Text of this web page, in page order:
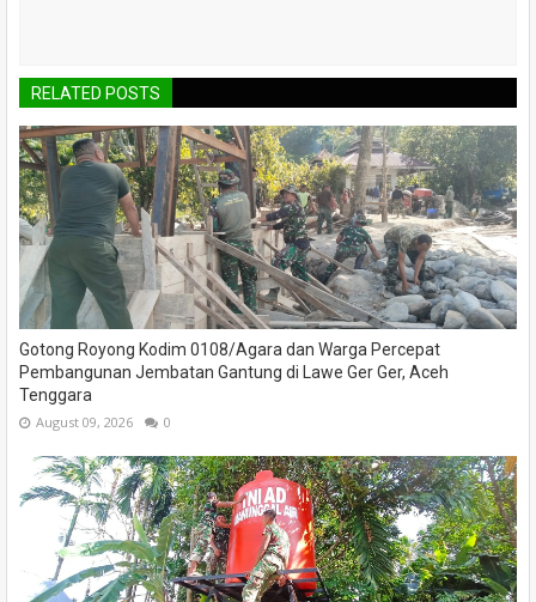
RELATED POSTS
Gotong Royong Kodim 0108/Agara dan Warga Percepat
Pembangunan Jembatan Gantung di Lawe Ger Ger, Aceh
Tenggara
August 09, 2026 0